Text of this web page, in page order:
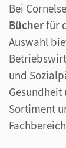
Bei
Bücherfür
Auswahl
und
Gesundheit
Sortiment